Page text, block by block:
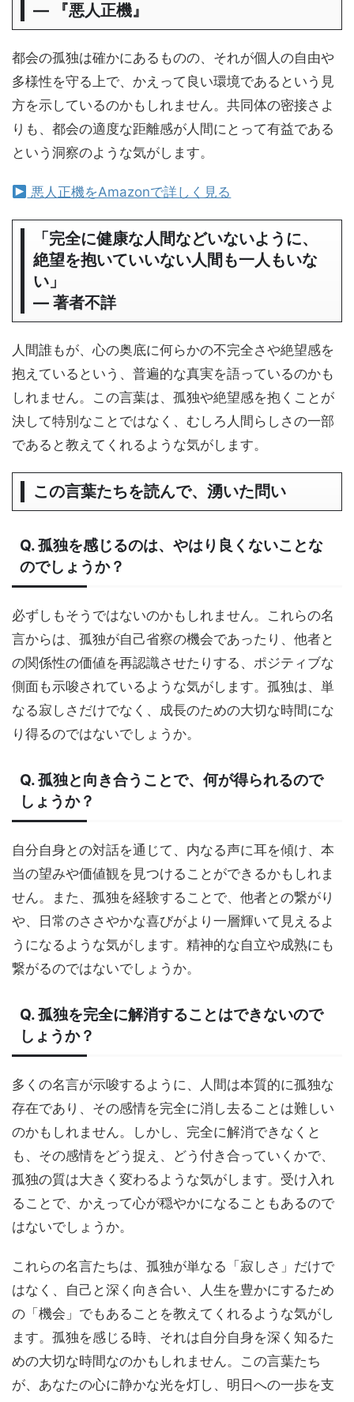
― 『悪人正機』
都会の孤独は確かにあるものの、それが個人の自由や
多様性を守る上で、かえって良い環境であるという見
方を示しているのかもしれません。共同体の密接さよ
りも、都会の適度な距離感が人間にとって有益である
という洞察のような気がします。
悪人正機をAmazonで詳しく見る
「完全に健康な人間などいないように、
絶望を抱いていいない人間も一人もいな
い」
― 著者不詳
人間誰もが、心の奥底に何らかの不完全さや絶望感を
抱えているという、普遍的な真実を語っているのかも
しれません。この言葉は、孤独や絶望感を抱くことが
決して特別なことではなく、むしろ人間らしさの一部
であると教えてくれるような気がします。
この言葉たちを読んで、湧いた問い
Q. 孤独を感じるのは、やはり良くないことな
のでしょうか？
必ずしもそうではないのかもしれません。これらの名
言からは、孤独が自己省察の機会であったり、他者と
の関係性の価値を再認識させたりする、ポジティブな
側面も示唆されているような気がします。孤独は、単
なる寂しさだけでなく、成長のための大切な時間にな
り得るのではないでしょうか。
Q. 孤独と向き合うことで、何が得られるので
しょうか？
自分自身との対話を通じて、内なる声に耳を傾け、本
当の望みや価値観を見つけることができるかもしれま
せん。また、孤独を経験することで、他者との繋がり
や、日常のささやかな喜びがより一層輝いて見えるよ
うになるような気がします。精神的な自立や成熟にも
繋がるのではないでしょうか。
Q. 孤独を完全に解消することはできないので
しょうか？
多くの名言が示唆するように、人間は本質的に孤独な
存在であり、その感情を完全に消し去ることは難しい
のかもしれません。しかし、完全に解消できなくと
も、その感情をどう捉え、どう付き合っていくかで、
孤独の質は大きく変わるような気がします。受け入れ
ることで、かえって心が穏やかになることもあるので
はないでしょうか。
これらの名言たちは、孤独が単なる「寂しさ」だけで
はなく、自己と深く向き合い、人生を豊かにするため
の「機会」でもあることを教えてくれるような気がし
ます。孤独を感じる時、それは自分自身を深く知るた
めの大切な時間なのかもしれません。この言葉たち
が、あなたの心に静かな光を灯し、明日への一歩を支